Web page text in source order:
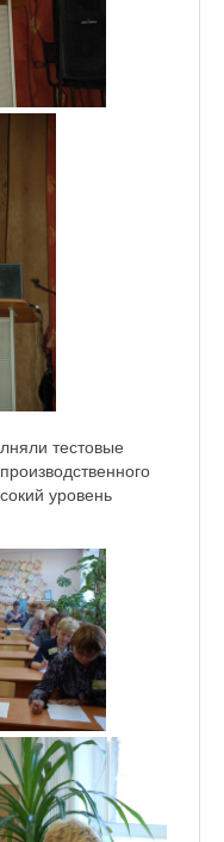
тестовые
уровень